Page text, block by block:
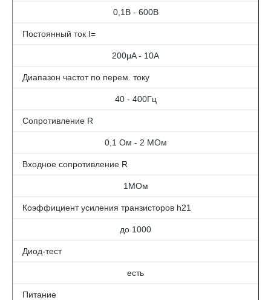
0,1В - 600В
Постоянный ток I=
200μA - 10A
Диапазон частот по перем. току
40 - 400Гц
Сопротивление R
0,1 Ом - 2 МОм
Входное сопротивление R
1МОм
Коэффициент усиления транзисторов h21
до 1000
Диод-тест
есть
Питание